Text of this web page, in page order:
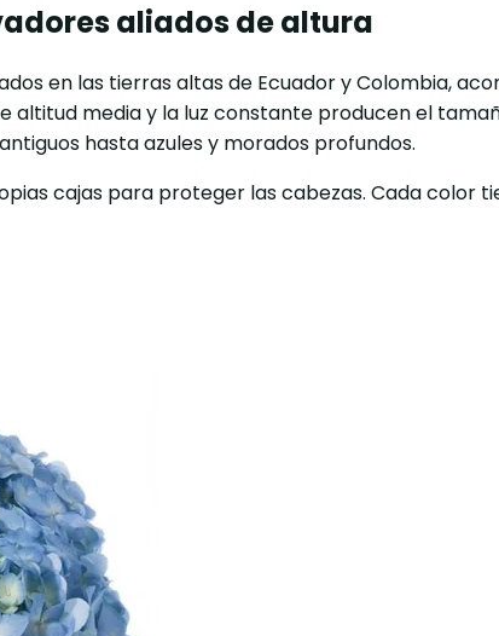
aliados de altura
en las tierras altas de Ecuador y Colombia,
altitud media y la luz constante producen el
hasta azules y morados profundos.
cajas para proteger las cabezas. Cada color